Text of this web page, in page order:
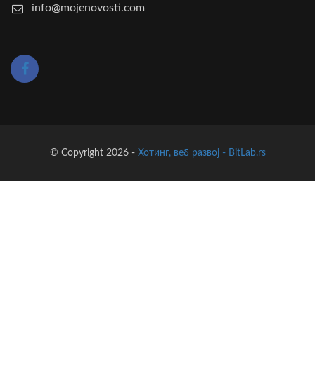
info@mojenovosti.com
© Copyright 2026 - Хотинг, веб развој - BitLab.rs